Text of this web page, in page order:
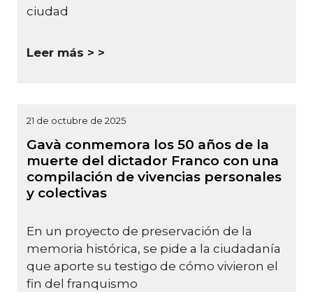
ciudad
Leer más >
21 de octubre de 2025
Gavà conmemora los 50 años de la
muerte del dictador Franco con una
compilación de vivencias personales
y colectivas
En un proyecto de preservación de la
memoria histórica, se pide a la ciudadanía
que aporte su testigo de cómo vivieron el
fin del franquismo